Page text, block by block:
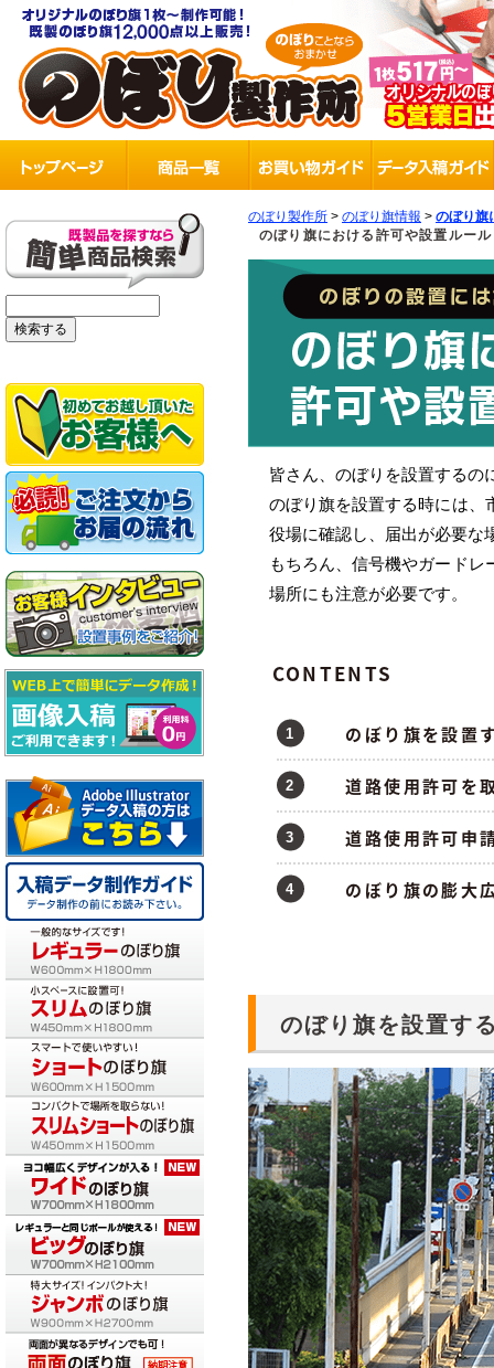
のぼり製作所 > のぼり旗情報 > のぼり旗
のぼり旗における許可や設置ルール
皆さん、のぼりを設置するの
のぼり旗を設置する時には、
役場に確認し、届出が必要な
もちろん、信号機やガード
場所にも注意が必要です。
CONTENTS
のぼり旗を設置
道路使用許可を
道路使用許可申
のぼり旗の膨大
のぼり旗を設置す